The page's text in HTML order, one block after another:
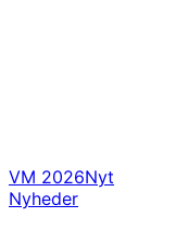
VM 2026Nyt
Nyheder